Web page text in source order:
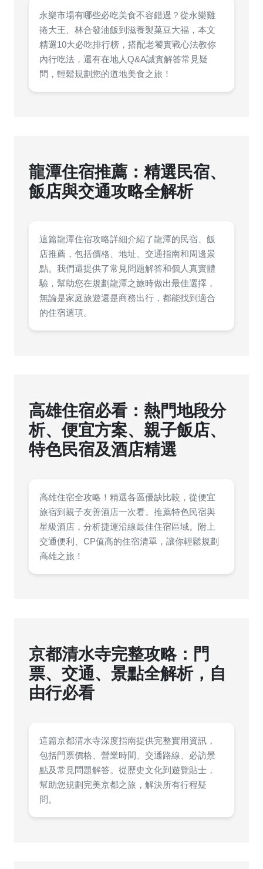
永樂市場有哪些必吃美食不容錯過？從永樂雞
捲大王、林合發油飯到滋養製菓豆大福，本文
精選10大必吃排行榜，搭配老饕實戰心法教你
內行吃法，還有在地人Q&A誠實解答常見疑
問，輕鬆規劃您的道地美食之旅！
龍潭住宿推薦：精選民宿、
飯店與交通攻略全解析
這篇龍潭住宿攻略詳細介紹了龍潭的民宿、飯
店推薦，包括價格、地址、交通指南和周邊景
點。我們還提供了常見問題解答和個人真實體
驗，幫助您在規劃龍潭之旅時做出最佳選擇，
無論是家庭旅遊還是商務出行，都能找到適合
的住宿選項。
高雄住宿必看：熱門地段分
析、便宜方案、親子飯店、
特色民宿及酒店精選
高雄住宿全攻略！精選各區優缺比較，從便宜
旅宿到親子友善酒店一次看。推薦特色民宿與
星級酒店，分析捷運沿線最佳住宿區域。附上
交通便利、CP值高的住宿清單，讓你輕鬆規劃
高雄之旅！
京都清水寺完整攻略：門
票、交通、景點全解析，自
由行必看
這篇京都清水寺深度指南提供完整實用資訊，
包括門票價格、營業時間、交通路線、必訪景
點及常見問題解答。從歷史文化到遊覽貼士，
幫助您規劃完美京都之旅，解決所有行程疑
問。